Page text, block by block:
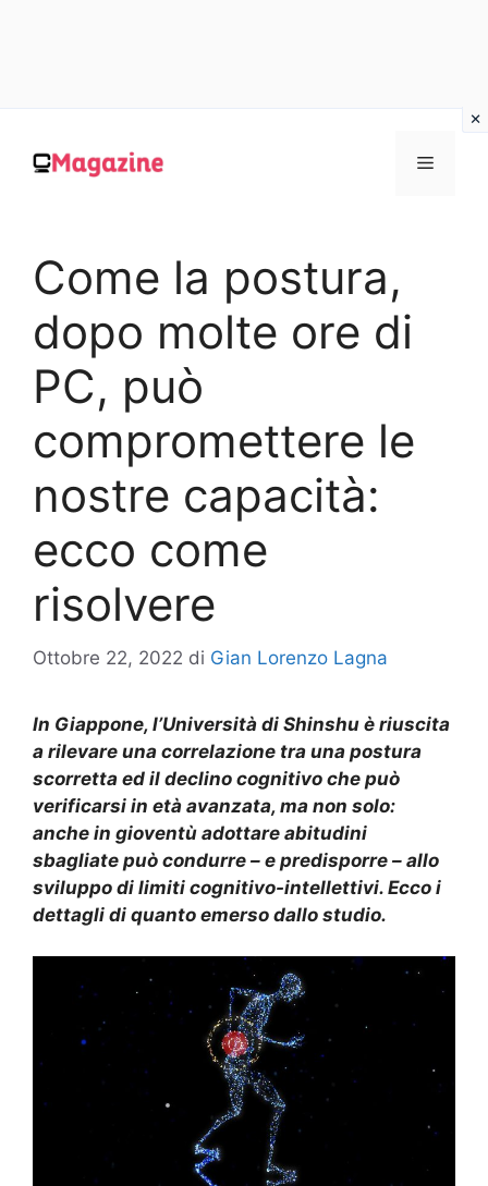
contenuto
MENU
Come la postura,
dopo molte ore di
PC, può
compromettere le
nostre capacità:
ecco come
risolvere
Ottobre 22, 2022 di Gian Lorenzo Lagna
In Giappone, l’Università di Shinshu è riuscita
a rilevare una correlazione tra una postura
scorretta ed il declino cognitivo che può
verificarsi in età avanzata, ma non solo:
anche in gioventù adottare abitudini
sbagliate può condurre – e predisporre – allo
sviluppo di limiti cognitivo-intellettivi. Ecco i
dettagli di quanto emerso dallo studio.